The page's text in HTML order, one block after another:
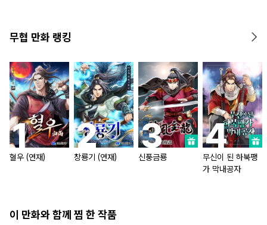
무협 만화 랭킹
혈우 (연재) 창룡기 (연재) 신풍금룡
무신이 된 하북팽
가 막내공자
이 만화와 함께 찜 한 작품